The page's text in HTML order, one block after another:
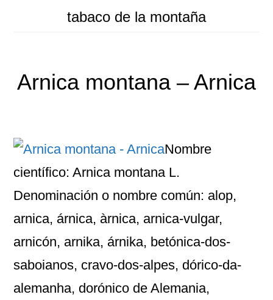
tabaco de la montaña
Arnica montana – Arnica
Nombre
científico: Arnica montana L.
Denominación o nombre común: alop,
arnica, árnica, àrnica, arnica-vulgar,
arnicón, arnika, árnika, betónica-dos-
saboianos, cravo-dos-alpes, dórico-da-
alemanha, dorónico de Alemania,